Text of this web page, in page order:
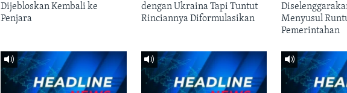
Dijebloskan Kembali ke
Penjara
dengan Ukraina Tapi Tuntut
Rinciannya Diformulasikan
Menyusul
Pemerintahan